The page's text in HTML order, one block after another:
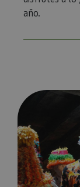
año.
Los